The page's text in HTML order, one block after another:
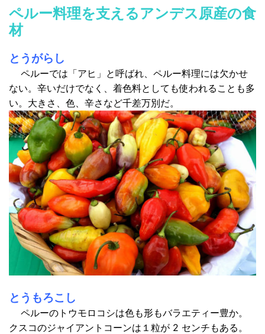
ペルー料理を支えるアンデス原産の食
材
とうがらし
ペルーでは「アヒ」と呼ばれ、ペルー料理には欠かせ
ない。辛いだけでなく、着色料としても使われることも多
い。 大きさ、色、辛さなど千差万別だ。
とうもろこし
ペルーのトウモロコシは色も形もバラエティー豊か。
クスコのジャイアントコーンは１粒が 2 センチもある。